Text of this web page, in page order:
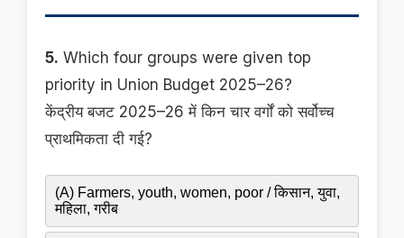
5. Which four groups were given top
priority in Union Budget 2025–26?
केंद्रीय बजट 2025–26 में किन चार वर्गों को सर्वोच्च
प्राथमिकता दी गई?
(A) Farmers, youth, women, poor / किसान, युवा,
महिला, गरीब